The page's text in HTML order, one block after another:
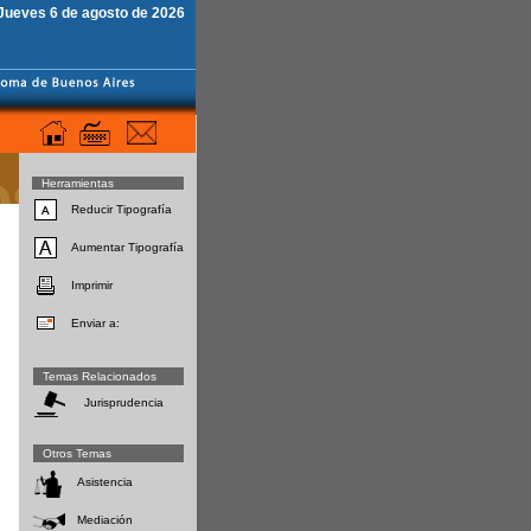
6 de agosto de 2026
Herramientas
Reducir Tipografía
Aumentar Tipografía
Imprimir
Enviar a:
Temas Relacionados
Jurisprudencia
Otros Temas
Asistencia
Mediación